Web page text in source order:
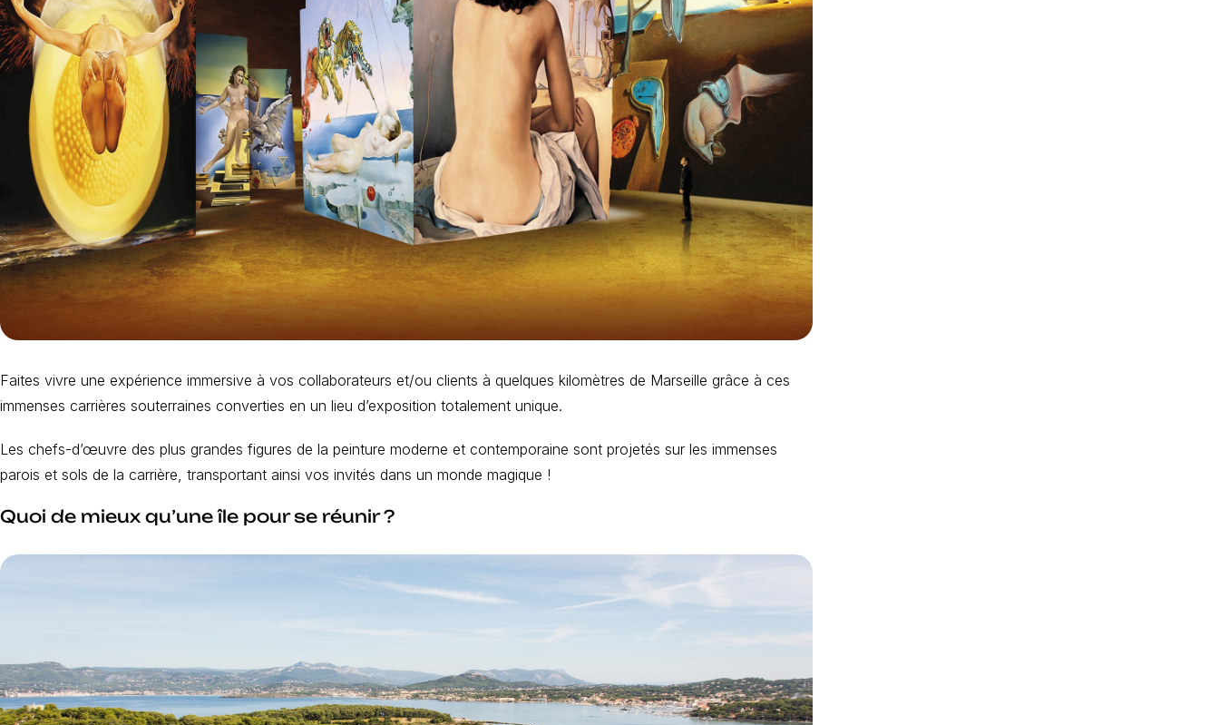
Faites vivre une expérience immersive à vos collaborateurs et/ou clients à quelques kilomètres de Marseille grâce à ces
immenses carrières souterraines converties en un lieu d’exposition totalement unique.
Les chefs-d’œuvre des plus grandes figures de la peinture moderne et contemporaine sont projetés sur les immenses
parois et sols de la carrière, transportant ainsi vos invités dans un monde magique !
Quoi de mieux qu’une île pour se réunir ?